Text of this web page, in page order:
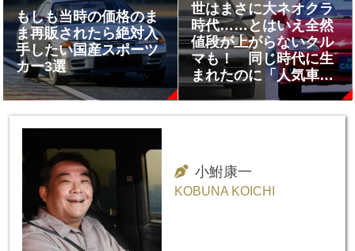
もしも当時の価格のま
ま再販されたら絶対入
手したい国産スポーツ
カー3選
世はまさに大ネオクラ
時代……とはいえ全然
値段が上がらないクル
マも！ 同じ時代に生
まれたのに「人気車」
「不人気車」の分かれ
小鮒康一
KOBUNA KOICHI